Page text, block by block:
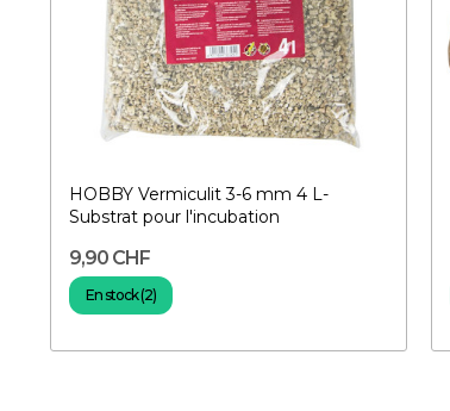
HOBBY Vermiculit 3-6 mm 4 L-
Substrat pour l'incubation
9,90 CHF
En stock (2)